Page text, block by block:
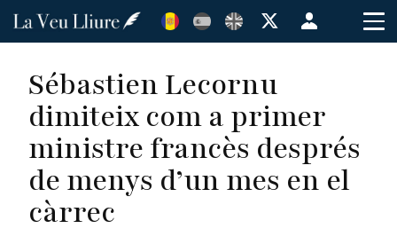
Vés
Menú
de
usuario
Sébastien Lecornu
dimiteix com a primer
ministre francès després
de menys d’un mes en el
càrrec